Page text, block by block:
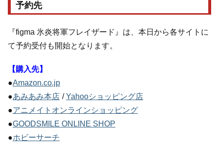
予約先
『figma 氷炎将軍フレイザード』は、本日から各サイトに
て予約受付も開始となります。
【購入先】
●Amazon.co.jp
●あみあみ本店 /Yahooショッピング店
●アニメイトオンラインショッピング
●GOODSMILE ONLINE SHOP
●ホビーサーチ